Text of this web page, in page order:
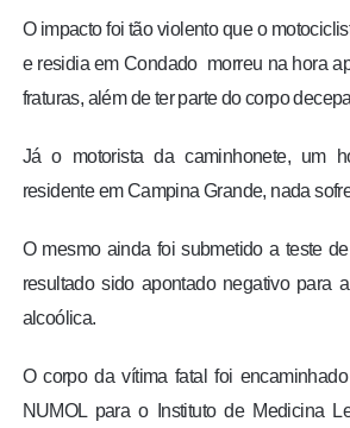
O impacto foi tão violento que o
e residia em Condado morreu na hora
fraturas, além de ter parte do corpo
Já o motorista da caminhonete, um
residente em Campina Grande, nada
O mesmo ainda foi submetido a teste
resultado sido apontado negativo para
alcoólica.
O corpo da vítima fatal foi
NUMOL para o Instituto de Medicina